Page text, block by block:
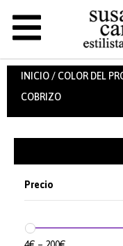
INICIO/ COLOR DEL
COBRIZO
Precio